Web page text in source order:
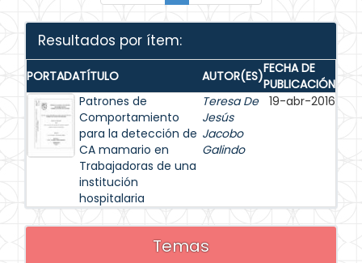
Resultados por ítem:
PORTADATÍTULO AUTOR(ES)FECHA DE
PUBLICACIÓN
Patrones de
Comportamiento
para la detección de
CA mamario en
Trabajadoras de una
institución
hospitalaria
Teresa De
Jesús
Jacobo
Galindo
19-abr-2016
Temas